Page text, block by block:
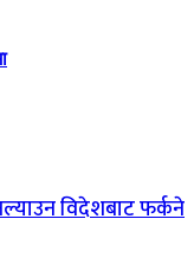
विदेशबाट फर्कने